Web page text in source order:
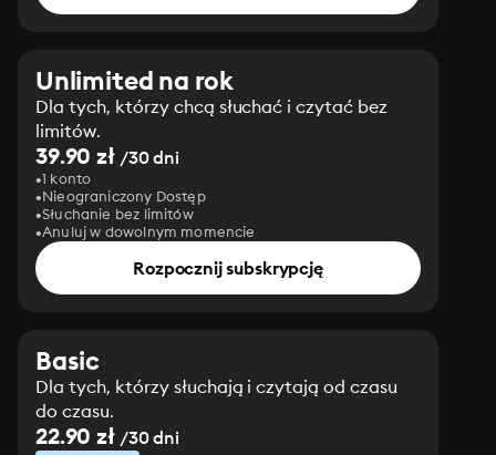
Unlimited na rok
Dla tych, którzy chcą słuchać i czytać bez
limitów.
39.90 zł/30 dni
1 konto
Nieograniczony Dostęp
Słuchanie bez limitów
Anuluj w dowolnym momencie
Rozpocznij subskrypcję
Basic
Dla tych, którzy słuchają i czytają od czasu
do czasu.
22.90 zł/30 dni